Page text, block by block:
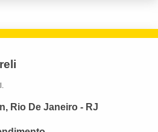
Rio De Janeiro - RJ